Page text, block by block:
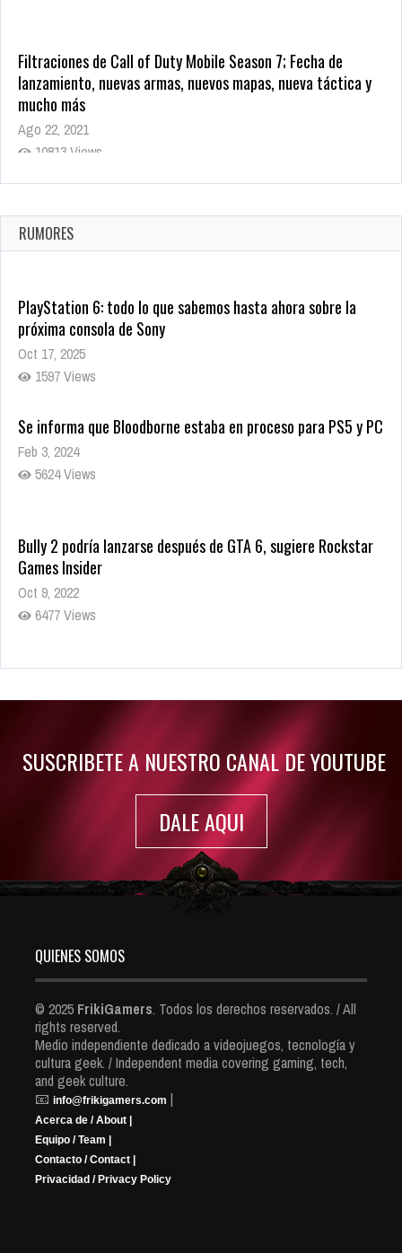
Filtraciones de Call of Duty Mobile Season 7; Fecha de
lanzamiento, nuevas armas, nuevos mapas, nueva táctica y
mucho más
Ago 22, 2021
10813 Views
La configuración de Call of Duty 2021 aparentemente ya fue
Ago 8, 2021
9995 Views
RUMORES
PlayStation 6: todo lo que sabemos hasta ahora sobre la
próxima consola de Sony
Oct 17, 2025
1597 Views
Se informa que Bloodborne estaba en proceso para PS5 y PC
Feb 3, 2024
5624 Views
Bully 2 podría lanzarse después de GTA 6, sugiere Rockstar
Games Insider
Oct 9, 2022
6477 Views
Rumor: Se filtran los primeros detalles de Resident Evil 9
SUSCRIBETE A NUESTRO CANAL DE YOUTUBE
DALE AQUI
QUIENES SOMOS
© 2025 FrikiGamers. Todos los derechos reservados. / All
rights reserved.
Medio independiente dedicado a videojuegos, tecnología y
cultura geek. / Independent media covering gaming, tech,
and geek culture.
📧 info@frikigamers.com |
Acerca de / About |
Equipo / Team |
Contacto / Contact |
Privacidad / Privacy Policy